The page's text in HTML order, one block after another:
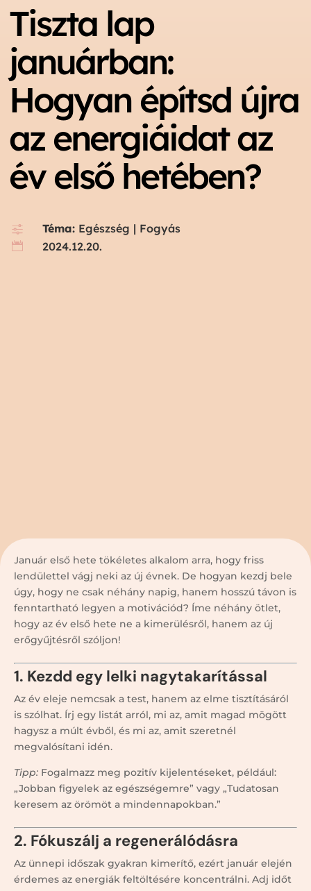
Tiszta lap
januárban:
Hogyan építsd újra
az energiáidat az
év első hetében?
f Téma: Egészség | Fogyás
 2024.12.20.
Január első hete tökéletes alkalom arra, hogy friss
lendülettel vágj neki az új évnek. De hogyan kezdj bele
úgy, hogy ne csak néhány napig, hanem hosszú távon is
fenntartható legyen a motivációd? Íme néhány ötlet,
hogy az év első hete ne a kimerülésről, hanem az új
erőgyűjtésről szóljon!
1. Kezdd egy lelki nagytakarítással
Az év eleje nemcsak a test, hanem az elme tisztításáról
is szólhat. Írj egy listát arról, mi az, amit magad mögött
hagysz a múlt évből, és mi az, amit szeretnél
megvalósítani idén.
Tipp: Fogalmazz meg pozitív kijelentéseket, például:
„Jobban figyelek az egészségemre” vagy „Tudatosan
keresem az örömöt a mindennapokban.”
2. Fókuszálj a regenerálódásra
Az ünnepi időszak gyakran kimerítő, ezért január elején
érdemes az energiák feltöltésére koncentrálni. Adj időt